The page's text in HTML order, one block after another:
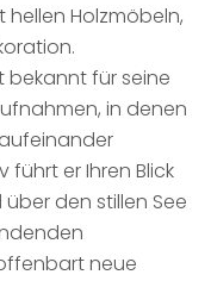
Holzmöbeln,
bekannt für seine
in denen
führt er Ihren Blick
den stillen See
neue